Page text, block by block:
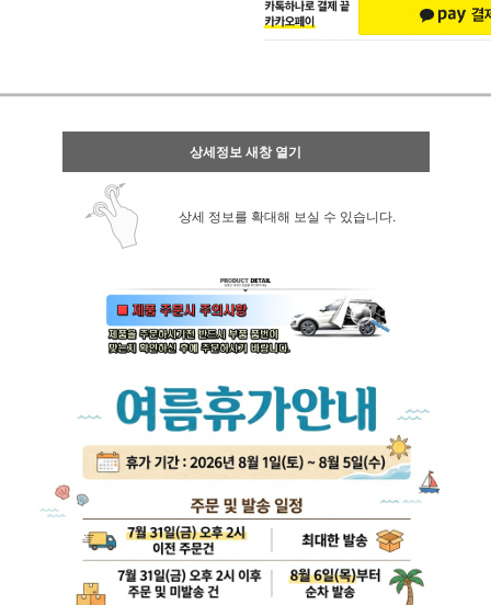
상세정보 새창 열기
상세 정보를 확대해 보실 수 있습니다.